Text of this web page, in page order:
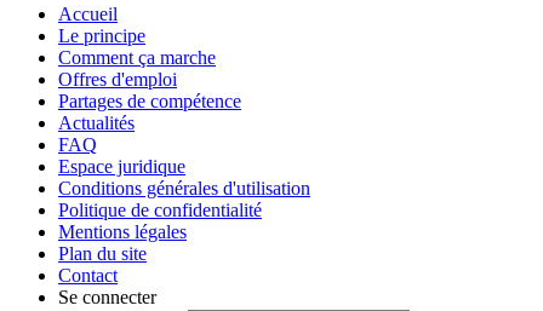
Accueil
Le principe
Comment ça marche
Offres d'emploi
Partages de compétence
Actualités
FAQ
Espace juridique
Conditions générales d'utilisation
Politique de confidentialité
Mentions légales
Plan du site
Contact
Se connecter